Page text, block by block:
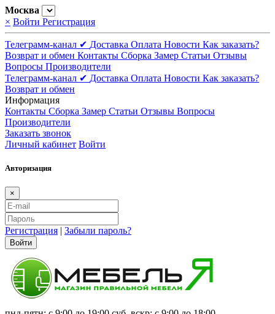
Москва
× Войти Регистрация
Телеграмм-канал ✔ Доставка Оплата Новости Как заказать?
Возврат и обмен Контакты Сборка Замер Статьи Отзывы
Вопросы Производители
Телеграмм-канал ✔ Доставка Оплата Новости Как заказать?
Возврат и обмен
Информация
Контакты Сборка Замер Статьи Отзывы Вопросы
Производители
Заказать звонок
Личный кабинет Войти
Авторизация
×
Регистрация | Забыли пароль?
Войти